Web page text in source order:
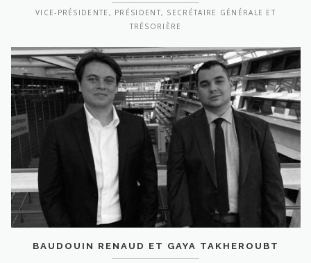
VICE-PRÉSIDENTE, PRÉSIDENT, SECRÉTAIRE GÉNÉRALE ET
TRÉSORIÈRE
BAUDOUIN RENAUD ET GAYA TAKHEROUBT